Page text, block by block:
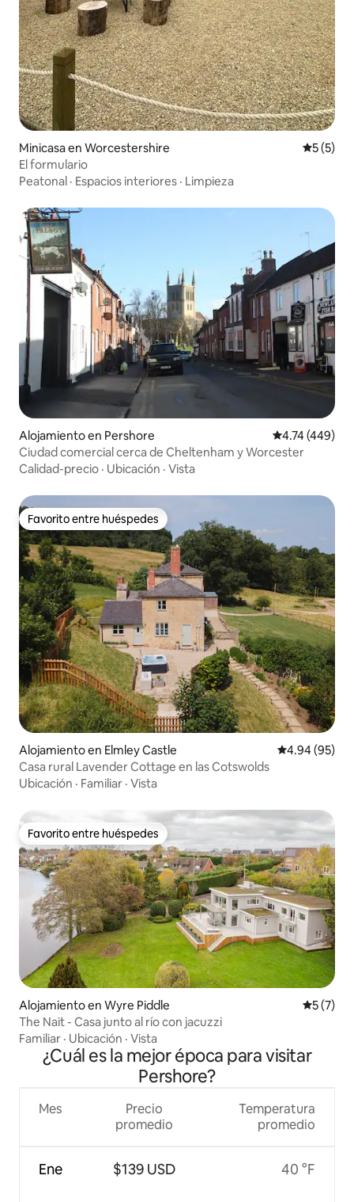
Minicasa en Worcestershire
5 (5)
El formulario
Peatonal · Espacios interiores · Limpieza
Alojamiento en Pershore Calificación
4.74 (449)
Ciudad comercial cerca de Cheltenham y Worcester
Calidad-precio · Ubicación · Vista
Favorito entre huéspedes
Favorito entre huéspedes
Alojamiento en Elmley Castle Calificación
4.94 (95)
Casa rural Lavender Cottage en las Cotswolds
Ubicación · Familiar · Vista
Favorito entre huéspedes
Favorito entre huéspedes
Alojamiento en Wyre Piddle
5 (7)
The Nait - Casa junto al río con jacuzzi
Familiar · Ubicación · Vista
¿Cuál es la mejor época para visitar
Pershore?
Mes
Ene
Precio
promedio
$139 USD
Temperatura
promedio
40 °F